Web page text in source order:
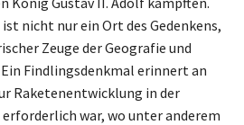
nicht nur ein Ort des Gedenkens,
Zeuge der Geografie und
Findlingsdenkmal erinnert an
Raketenentwicklung in der
war, wo unter anderem